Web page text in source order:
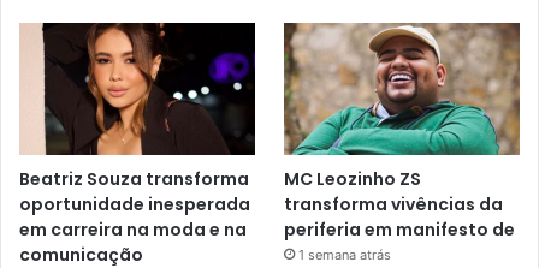
Beatriz Souza transforma
oportunidade inesperada
em carreira na moda e na
comunicação
MC Leozinho ZS
transforma vivências da
periferia em manifesto de
1 semana atrás